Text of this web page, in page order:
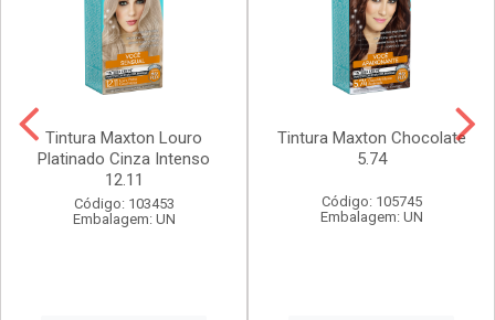
Tintura Maxton Louro
Platinado Cinza Intenso
12.11
Código: 103453
Embalagem: UN
Tintura Maxton Chocolate
5.74
Código: 105745
Embalagem: UN